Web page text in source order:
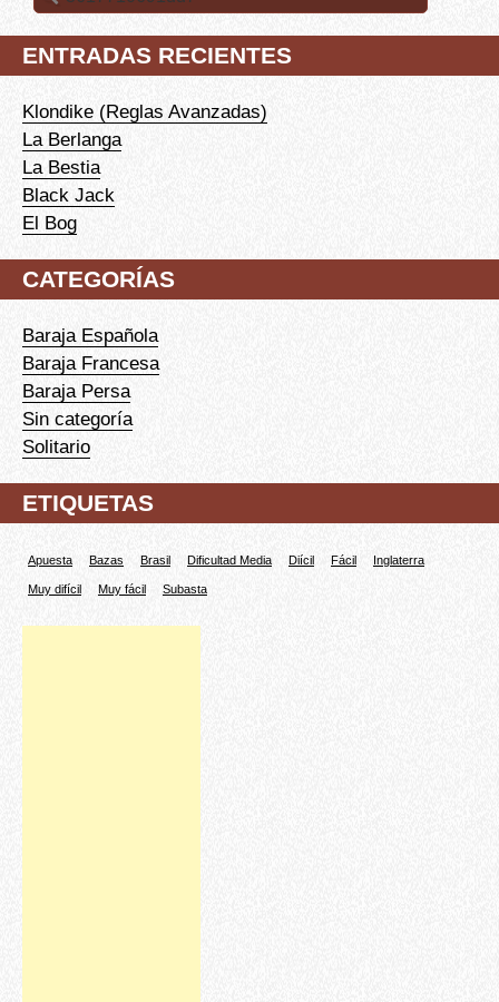
ENTRADAS RECIENTES
Klondike (Reglas Avanzadas)
La Berlanga
La Bestia
Black Jack
El Bog
CATEGORÍAS
Baraja Española
Baraja Francesa
Baraja Persa
Sin categoría
Solitario
ETIQUETAS
Apuesta Bazas Brasil Dificultad Media Diícil Fácil Inglaterra
Muy difícil Muy fácil Subasta